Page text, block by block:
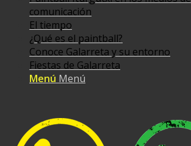
comunicación
El tiempo
¿Qué es el paintball?
Conoce Galarreta y su entorno
Fiestas de Galarreta
Menú Menú